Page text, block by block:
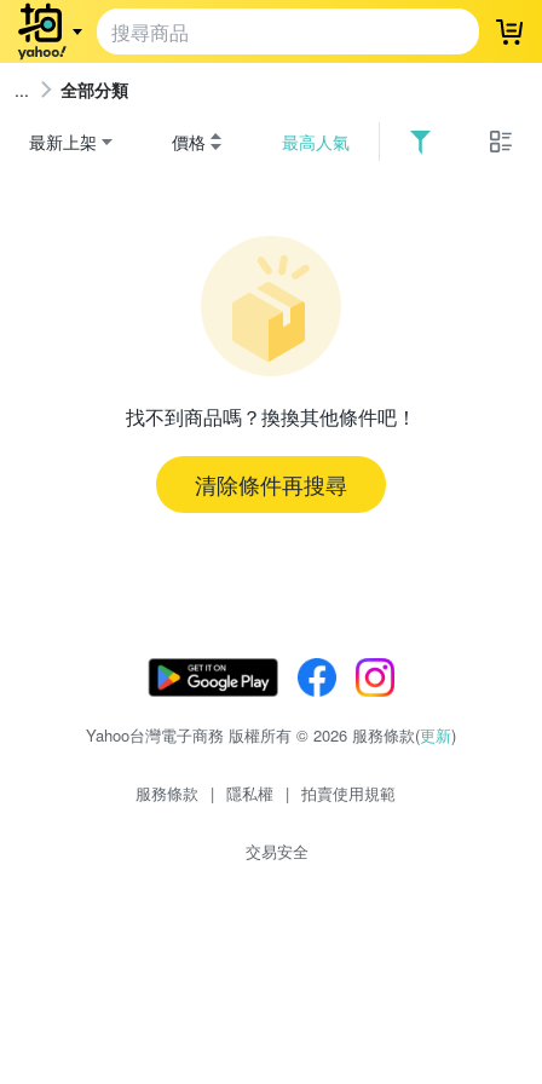
登
全部分類
最新上架 價格 最高人氣
找不到商品嗎？換換其他條件吧！
清除條件再搜尋
Yahoo台灣電子商務 版權所有 © 2026 服務條款(更新)
服務條款 | 隱私權 | 拍賣使用規範
交易安全